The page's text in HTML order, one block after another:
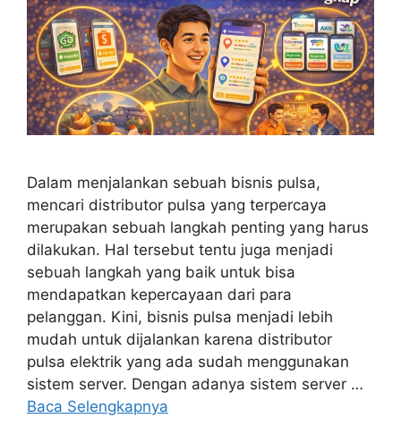
Dalam menjalankan sebuah bisnis pulsa,
mencari distributor pulsa yang terpercaya
merupakan sebuah langkah penting yang harus
dilakukan. Hal tersebut tentu juga menjadi
sebuah langkah yang baik untuk bisa
mendapatkan kepercayaan dari para
pelanggan. Kini, bisnis pulsa menjadi lebih
mudah untuk dijalankan karena distributor
pulsa elektrik yang ada sudah menggunakan
sistem server. Dengan adanya sistem server …
Baca Selengkapnya